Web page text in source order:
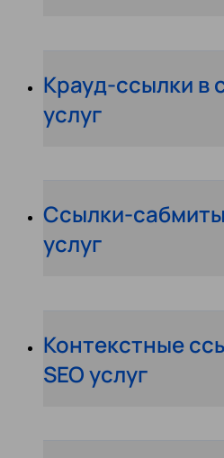
Крауд-ссылки в
услуг
Ссылки-
услуг
Контекстные
SEO услуг